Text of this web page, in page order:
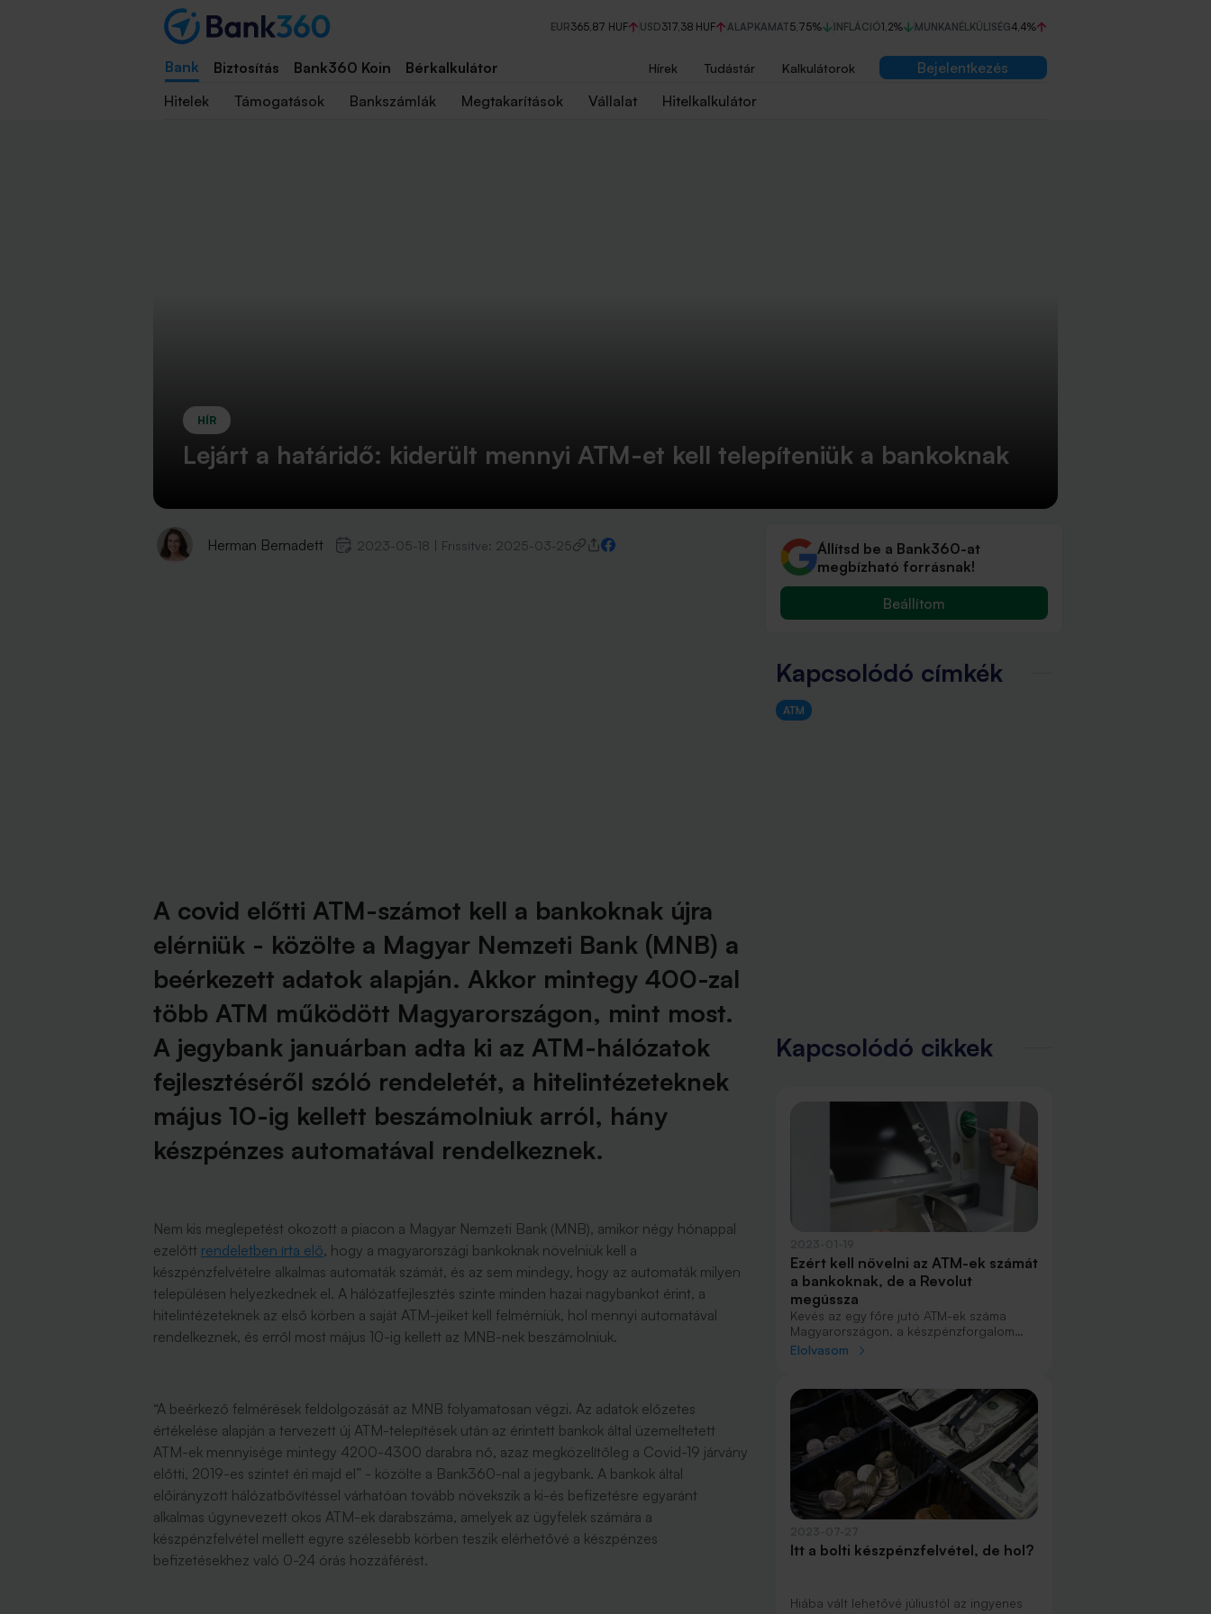
EUR365,87 HUF USD317,38 HUF ALAPKAMAT5,75% INFLÁCIÓ1,2% MUNKANÉLKÜLISÉG4,4%
Bank Biztosítás Bank360 Koin Bérkalkulátor Hírek Tudástár Kalkulátorok
Bejelentkezés
Hitelek
Támogatások Bankszámlák Megtakarítások Vállalat Hitelkalkulátor
HÍR
Lejárt a határidő: kiderült mennyi ATM-et kell telepíteniük a bankoknak
Herman Bernadett 2023-05-18 Frissítve: 2025-03-25
A covid előtti ATM-számot kell a bankoknak újra
elérniük - közölte a Magyar Nemzeti Bank (MNB) a
beérkezett adatok alapján. Akkor mintegy 400-zal
több ATM működött Magyarországon, mint most.
A jegybank januárban adta ki az ATM-hálózatok
fejlesztéséről szóló rendeletét, a hitelintézeteknek
május 10-ig kellett beszámolniuk arról, hány
készpénzes automatával rendelkeznek.
Nem kis meglepetést okozott a piacon a Magyar Nemzeti Bank (MNB), amikor négy hónappal
ezelőtt rendeletben írta elő, hogy a magyarországi bankoknak növelniük kell a
készpénzfelvételre alkalmas automaták számát, és az sem mindegy, hogy az automaták milyen
településen helyezkednek el. A hálózatfejlesztés szinte minden hazai nagybankot érint, a
hitelintézeteknek az első körben a saját ATM-jeiket kell felmérniük, hol mennyi automatával
rendelkeznek, és erről most május 10-ig kellett az MNB-nek beszámolniuk.
“A beérkező felmérések feldolgozását az MNB folyamatosan végzi. Az adatok előzetes
értékelése alapján a tervezett új ATM-telepítések után az érintett bankok által üzemeltetett
ATM-ek mennyisége mintegy 4200-4300 darabra nő, azaz megközelítőleg a Covid-19 járvány
előtti, 2019-es szintet éri majd el” - közölte a Bank360-nal a jegybank. A bankok által
előirányzott hálózatbővítéssel várhatóan tovább növekszik a ki-és befizetésre egyaránt
alkalmas úgynevezett okos ATM-ek darabszáma, amelyek az ügyfelek számára a
készpénzfelvétel mellett egyre szélesebb körben teszik elérhetővé a készpénzes
befizetésekhez való 0-24 órás hozzáférést.
Állítsd be a Bank360-at
megbízható forrásnak!
Beállítom
Kapcsolódó címkék
ATM
Kapcsolódó cikkek
Ezért kell növelni az ATM-ek számát
a bankoknak, de a Revolut
megússza
Kevés az egy főre jutó ATM-ek száma
Magyarországon, a készpénzforgalom
viszont sokkal nagyobb, mint más
hozta létre a jogszabályt, nem minden
banknak kell új automatákat telepítenie,
és a Revolut is kimaradt a szabályozásból.
Elolvasom
Itt a bolti készpénzfelvétel, de hol?
Hiába vált lehetővé júliustól az ingyenes